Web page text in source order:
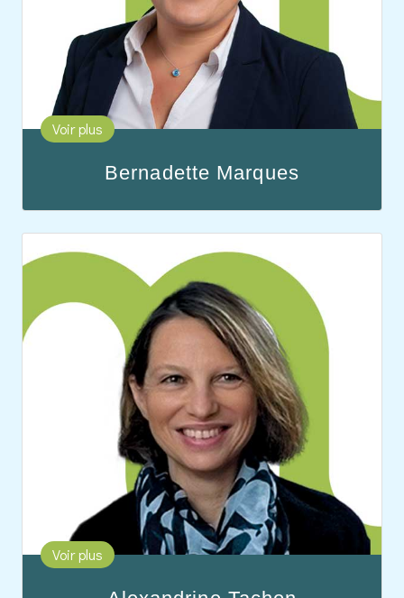
Bernadette Marques
et responsable RH chez Medicalis SA.
Passionnée par la formation, notamment dans le
domaine médical, elle coordonne les programmes
de formation continue pour les collaborateurs
intérimaires et les établissements partenaires.